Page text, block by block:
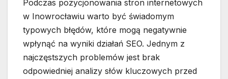
Podczas pozycjonowania stron internetowych
w Inowrocławiu warto być świadomym
typowych błędów, które mogą negatywnie
wpłynąć na wyniki działań SEO. Jednym z
najczęstszych problemów jest brak
odpowiedniej analizy słów kluczowych przed